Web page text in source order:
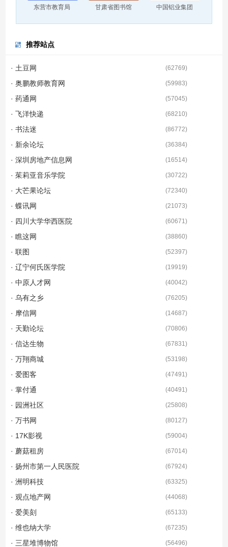
东营市教育局 甘肃省图书馆 中国铝业集团
推荐站点
· 土豆网 (62769)
· 奥鹏教师教育网 (59983)
· 药通网 (57045)
· 飞洋快递 (68210)
· 书法迷 (86772)
· 新余论坛 (36384)
· 深圳房地产信息网 (16514)
· 茱莉亚音乐学院 (30722)
· 大芒果论坛 (72340)
· 蝶讯网 (21073)
· 四川大学华西医院 (60671)
· 瞧这网 (38860)
· 联图 (52397)
· 辽宁何氏医学院 (19919)
· 中原人才网 (40042)
· 乌有之乡 (76205)
· 摩信网 (14687)
· 天勤论坛 (70806)
· 信达生物 (67831)
· 万翔商城 (53198)
· 爱图客 (47491)
· 掌付通 (40491)
· 园洲社区 (25808)
· 万书网 (80127)
· 17K影视 (59004)
· 蘑菇租房 (67014)
· 扬州市第一人民医院 (67924)
· 洲明科技 (63325)
· 观点地产网 (44068)
· 爱美刻 (65133)
· 维也纳大学 (67235)
· 三星堆博物馆 (56496)